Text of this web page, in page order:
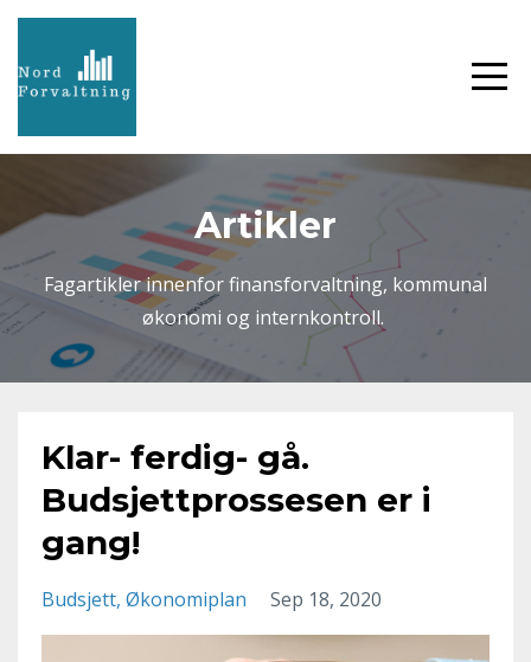
Artikler
Fagartikler innenfor finansforvaltning, kommunal
økonomi og internkontroll.
Klar- ferdig- gå.
Budsjettprossesen er i
gang!
Budsjett Økonomiplan Sep 18, 2020